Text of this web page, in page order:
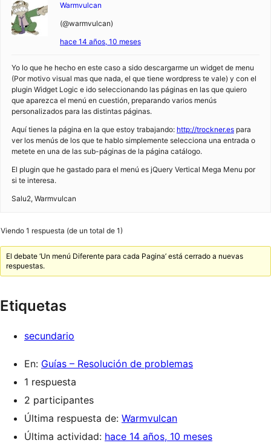
Warmvulcan
(@warmvulcan)
hace 14 años, 10 meses
Yo lo que he hecho en este caso a sido descargarme un widget de menu
(Por motivo visual mas que nada, el que tiene wordpress te vale) y con el
plugin Widget Logic e ido seleccionando las páginas en las que quiero
que aparezca el menú en cuestión, preparando varios menús
personalizados para las distintas páginas.
Aquí tienes la página en la que estoy trabajando: http://trockner.es para
ver los menús de los que te hablo simplemente selecciona una entrada o
metete en una de las sub-páginas de la página catálogo.
El plugin que he gastado para el menú es jQuery Vertical Mega Menu por
si te interesa.
Salu2, Warmvulcan
Viendo 1 respuesta (de un total de 1)
El debate ‘Un menú Diferente para cada Pagina’ está cerrado a nuevas
respuestas.
Etiquetas
secundario
En: Guías – Resolución de problemas
1 respuesta
2 participantes
Última respuesta de: Warmvulcan
Última actividad: hace 14 años, 10 meses